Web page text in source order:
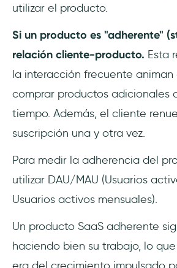
utilizar el producto.
Si un producto es "adherente"
relación cliente-producto. Esta
la interacción frecuente
comprar productos adicionales
tiempo. Además, el cliente
suscripción una y otra vez.
Para medir la adherencia del
utilizar DAU/MAU (Usuarios
Usuarios activos mensuales).
Un producto SaaS adherente
haciendo bien su trabajo, lo